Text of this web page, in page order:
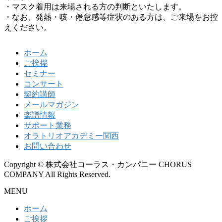
・マスク着用は来場される方の判断といたします。
・なお、発熱・咳・倦怠感等症状のある方は、ご来場をお控
えください。
ホーム
ご挨拶
セミナー
コンサート
契約講師
メールマガジン
楽譜情報
サポート業務
オラトリオアカデミー関西
お問い合わせ
Copyright © 株式会社コーラス・カンパニー CHORUS
COMPANY All Rights Reserved.
MENU
ホーム
ご挨拶